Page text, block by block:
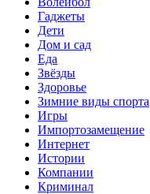
Гаджеты
Дети
Дом и сад
Еда
Звёзды
Здоровье
Зимние виды спорта
Игры
Импортозамещение
Интернет
Истории
Компании
Криминал